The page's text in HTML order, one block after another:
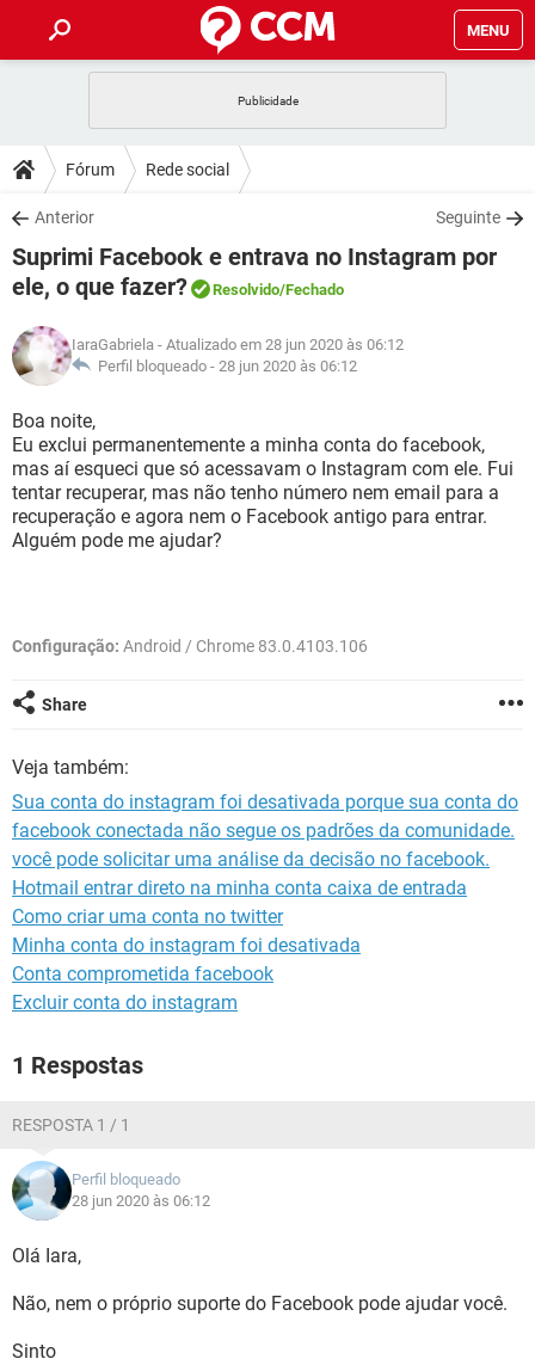
MENU
CELULAR
OUTLOOK
INSTAGRAM GMAIL
GUIA DE COMPRAS
DICAS
JOGOS
OUTLOOK
GUIA DE COMPRAS
DOWNLOADS
JOGOS WHATSAPP
CELULAR FACEBOOK
OUTLOOK EXCEL
INSTAGRAM
GUIA DE COMPRAS
FÓRUM
CELULAR FACEBOOK
INSTAGRAM GMAIL
GUIA DE COMPRAS
GLOSSÁRIO
JOGOS
CELULAR
OUTLOOK EXCEL
INSTAGRAM GMAIL
GUIA DE COMPRAS
Fórum Rede social
Anterior Seguinte
Suprimi Facebook e entrava no Instagram por
ele, o que fazer?
Resolvido/Fechado
IaraGabriela - Atualizado em 28 jun 2020 às 06:12
Perfil bloqueado - 28 jun 2020 às 06:12
Boa noite,
Eu exclui permanentemente a minha conta do facebook,
mas aí esqueci que só acessavam o Instagram com ele. Fui
tentar recuperar, mas não tenho número nem email para a
recuperação e agora nem o Facebook antigo para entrar.
Alguém pode me ajudar?
Configuração: Android / Chrome 83.0.4103.106
Share
Veja também:
Sua conta do instagram foi desativada porque sua conta do
facebook conectada não segue os padrões da comunidade.
você pode solicitar uma análise da decisão no facebook.
Hotmail entrar direto na minha conta caixa de entrada
Como criar uma conta no twitter
Minha conta do instagram foi desativada
Conta comprometida facebook
Excluir conta do instagram
1 Respostas
RESPOSTA 1 / 1
Perfil bloqueado
28 jun 2020 às 06:12
Olá Iara,
Não, nem o próprio suporte do Facebook pode ajudar você.
Sinto